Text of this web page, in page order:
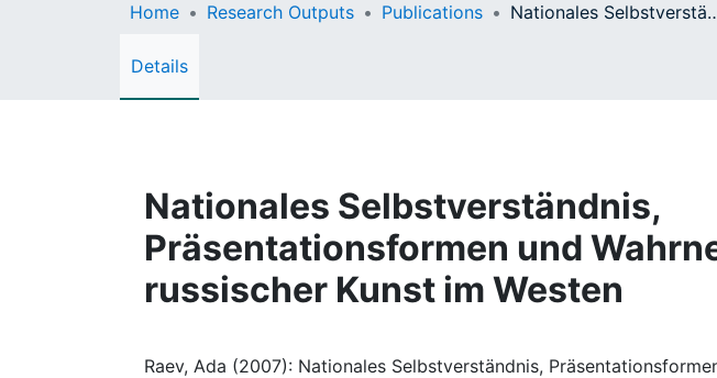
Home Research Outputs Publications Nationales Selbstverständnis,
Details
Nationales Selbstverständnis,
Präsentationsformen und
russischer Kunst im Westen
Raev, Ada (2007): Nationales Selbstverständnis,